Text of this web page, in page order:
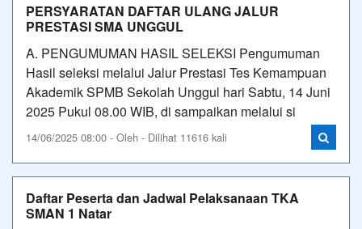
PERSYARATAN DAFTAR ULANG JALUR
PRESTASI SMA UNGGUL
A. PENGUMUMAN HASIL SELEKSI Pengumuman
Hasil seleksi melalui Jalur Prestasi Tes Kemampuan
Akademik SPMB Sekolah Unggul hari Sabtu, 14 Juni
2025 Pukul 08.00 WIB, di sampaikan melalui si
14/06/2025 08:00 - Oleh - Dilihat 11616 kali
Daftar Peserta dan Jadwal Pelaksanaan TKA
SMAN 1 Natar